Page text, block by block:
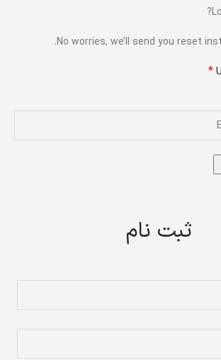
No worries, we’ll send you reset
*
ثبت نام